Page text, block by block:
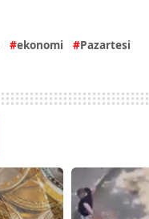
ekonomi
Pazartesi